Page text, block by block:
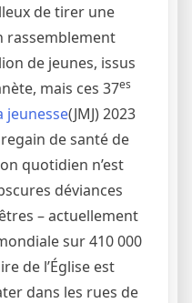
de tirer une
rassemblement
de jeunes, issus
mais ces 37es
jeunesse(JMJ) 2023
de santé de
quotidien n’est
déviances
– actuellement
sur 410 000
de l’Église est
dans les rues de